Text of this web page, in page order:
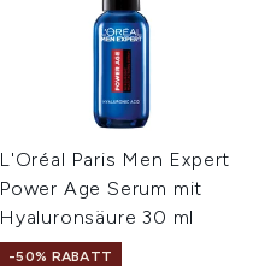
L'Oréal Paris Men Expert
Power Age Serum mit
Hyaluronsäure 30 ml
-50% RABATT